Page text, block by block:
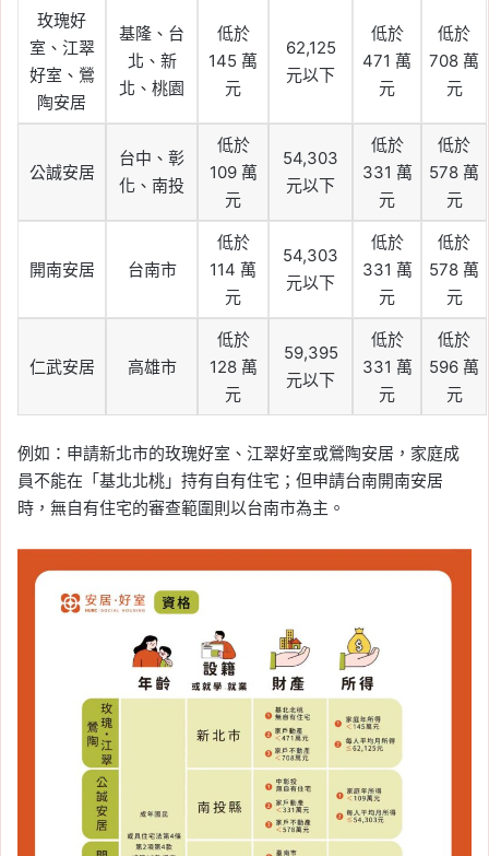
玫瑰好
室、江翠
好室、鶯
陶安居
基隆、台
北、新
北、桃園
低於
145 萬
元
62,125
元以下
低於
471 萬
元
低於
708 萬
元
公誠安居
台中、彰
化、南投
低於
109 萬
元
54,303
元以下
低於
331 萬
元
低於
578 萬
元
開南安居 台南市
低於
114 萬
元
54,303
元以下
低於
331 萬
元
低於
578 萬
元
仁武安居 高雄市
低於
128 萬
元
59,395
元以下
低於
331 萬
元
低於
596 萬
元
例如：申請新北市的玫瑰好室、江翠好室或鶯陶安居，家庭成
員不能在「基北北桃」持有自有住宅；但申請台南開南安居
時，無自有住宅的審查範圍則以台南市為主。